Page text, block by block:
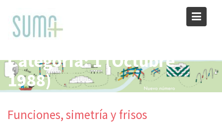
content
Categoría:1 (Octubre
1988)
Funciones, simetría y frisos